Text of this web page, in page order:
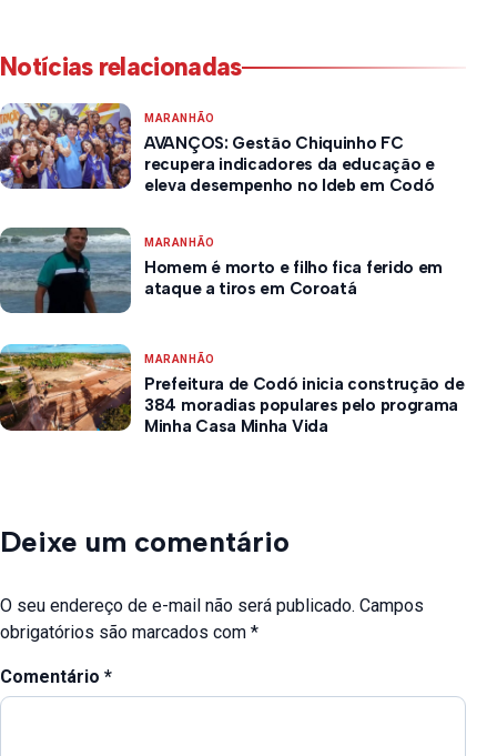
Notícias relacionadas
MARANHÃO
AVANÇOS: Gestão Chiquinho FC
recupera indicadores da educação e
eleva desempenho no Ideb em Codó
MARANHÃO
Homem é morto e filho fica ferido em
ataque a tiros em Coroatá
MARANHÃO
Prefeitura de Codó inicia construção de
384 moradias populares pelo programa
Minha Casa Minha Vida
Deixe um comentário
O seu endereço de e-mail não será publicado. Campos
obrigatórios são marcados com *
Comentário *